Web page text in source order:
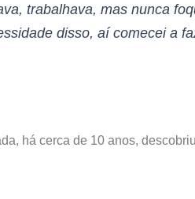
trabalhava, mas nunca
disso, aí comecei a
há cerca de 10 anos,